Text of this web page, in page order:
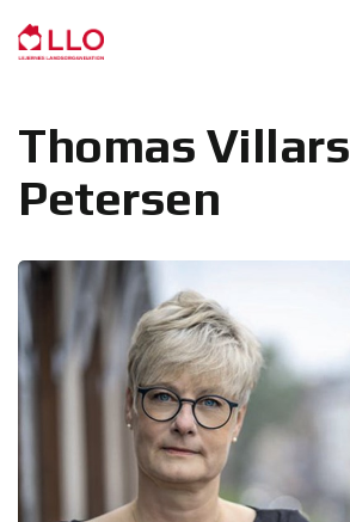
Thomas Villars
Petersen